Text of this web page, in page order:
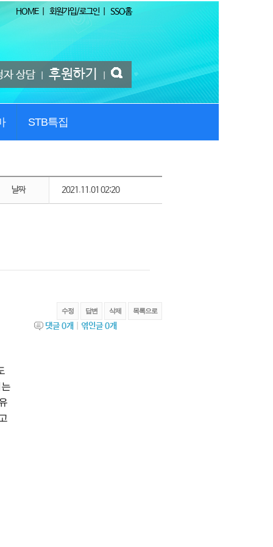
HOME| 회원가입/로그인 SSO홈
자 상담 후원하기
STB특집
날짜 2021.11.01 02:20
수정 답변 삭제 목록으로
댓글0개 엮인글0개